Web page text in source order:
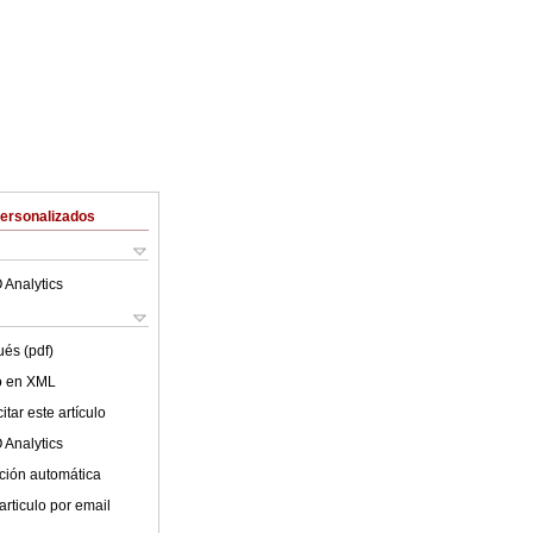
Analytics
(pdf)
en XML
este artículo
Analytics
automática
por email